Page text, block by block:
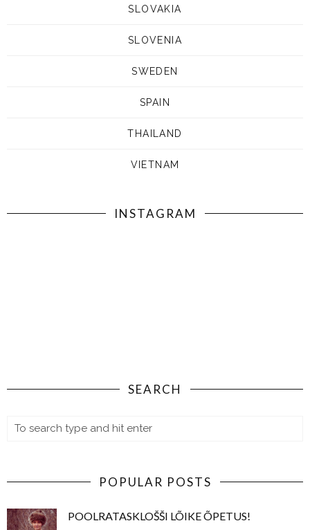
SLOVAKIA
SLOVENIA
SWEDEN
SPAIN
THAILAND
VIETNAM
INSTAGRAM
SEARCH
POPULAR POSTS
POOLRATASKLOŠŠI LÕIKE ÕPETUS!